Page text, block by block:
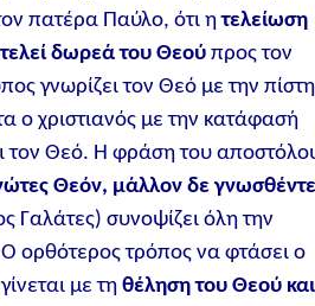
πατέρα Παύλο, ότι ητελείωση
δωρεά του Θεού προς τον
γνωρίζει τον Θεό με την πίστη
ο χριστιανός με την κατάφασή
τον Θεό. Η φράση του
Θεόν, μάλλον δε
Γαλάτες) συνοψίζει όλη την
ορθότερος τρόπος να φτάσει ο
με τηθέληση του Θεού και